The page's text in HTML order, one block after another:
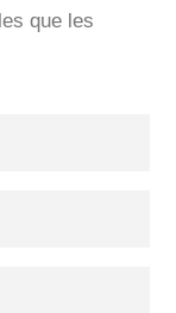
que les